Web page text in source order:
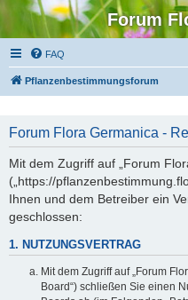
Forum
FAQ
Pflanzenbestimmungsforum
Forum Flora Germanica -
Mit dem Zugriff auf „Forum
(„https://
Ihnen und dem Betreiber ein
geschlossen:
1. NUTZUNGSVERTRAG
Mit dem Zugriff auf „Forum
Board“) schließen Sie einen